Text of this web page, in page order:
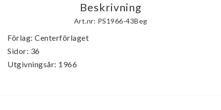
Beskrivning
Art.nr: PS1966-43Beg
Förlag: Centerförlaget
Sidor: 36
Utgivningsår: 1966